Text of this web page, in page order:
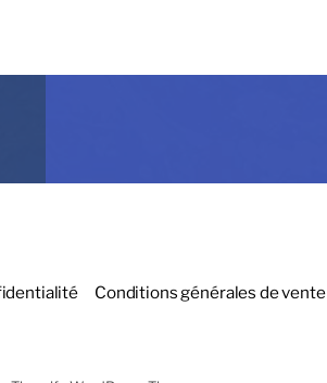
Conditions générales de vente